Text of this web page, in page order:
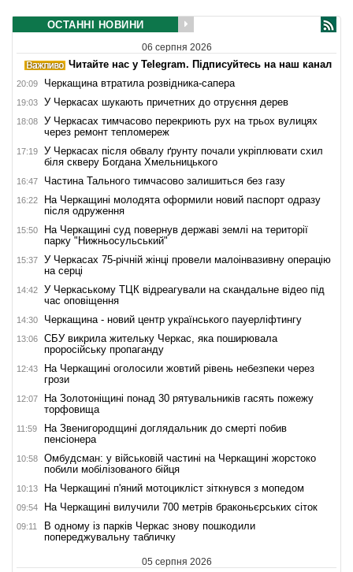
ОСТАННІ НОВИНИ
06 серпня 2026
Читайте нас у Telegram. Підписуйтесь на наш канал
20:09 Черкащина втратила розвідника-сапера
19:03 У Черкасах шукають причетних до отруєння дерев
18:08
У Черкасах тимчасово перекриють рух на трьох вулицях
через ремонт тепломереж
17:19
У Черкасах після обвалу ґрунту почали укріплювати схил
біля скверу Богдана Хмельницького
16:47 Частина Тального тимчасово залишиться без газу
16:22
На Черкащині молодята оформили новий паспорт одразу
після одруження
15:50
На Черкащині суд повернув державі землі на території
парку "Нижньосульський"
15:37
У Черкасах 75-річній жінці провели малоінвазивну операцію
на серці
14:42
У Черкаському ТЦК відреагували на скандальне відео під
час оповіщення
14:30 Черкащина - новий центр українського пауерліфтингу
13:06
СБУ викрила жительку Черкас, яка поширювала
проросійську пропаганду
12:43
На Черкащині оголосили жовтий рівень небезпеки через
грози
12:07
На Золотоніщині понад 30 рятувальників гасять пожежу
торфовища
11:59
На Звенигородщині доглядальник до смерті побив
пенсіонера
10:58
Омбудсман: у військовій частині на Черкащині жорстоко
побили мобілізованого бійця
10:13 На Черкащині п'яний мотоцикліст зіткнувся з мопедом
09:54 На Черкащині вилучили 700 метрів браконьєрських сіток
09:11
В одному із парків Черкас знову пошкодили
попереджувальну табличку
05 серпня 2026